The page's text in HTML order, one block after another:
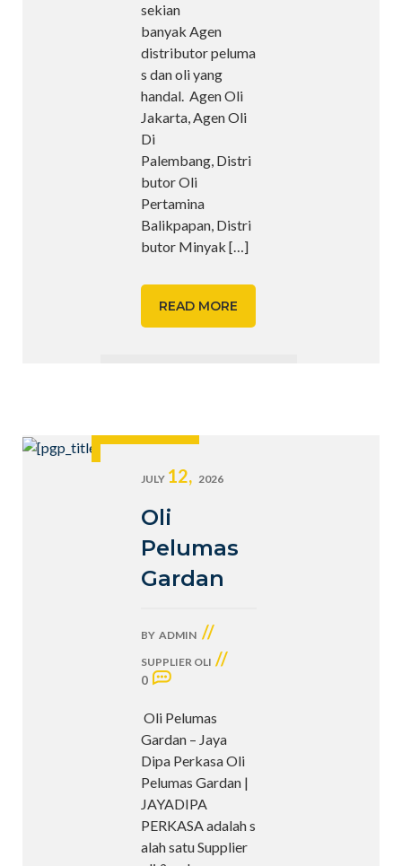
sekian
banyak Agen
distributor peluma
s dan oli yang
handal. Agen Oli
Jakarta, Agen Oli
Di
Palembang, Distri
butor Oli
Pertamina
Balikpapan, Distri
butor Minyak […]
READ MORE
JULY 12, 2026
Oli
Pelumas
Gardan
BY ADMIN //
SUPPLIER OLI //
0
Oli Pelumas
Gardan – Jaya
Dipa Perkasa Oli
Pelumas Gardan |
JAYADIPA
PERKASA adalah s
alah satu Supplier